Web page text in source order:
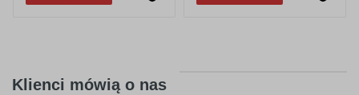
Klienci mówią o nas